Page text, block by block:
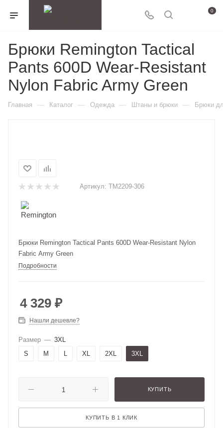
0
Брюки Remington Tactical
Pants 600D Wear-Resistant
Nylon Fabric Army Green
Главная — Каталог — Одежда — Штаны и брюки — Брюки
Артикул: TM2209-306
Брюки Remington Tactical Pants 600D Wear-Resistant Nylon
Fabric Army Green
Подробности
4 329 ₽
Нашли дешевле?
Размер — 3XL
S
M L XL 2XL 3XL
КУПИТЬ
КУПИТЬ В 1 КЛИК